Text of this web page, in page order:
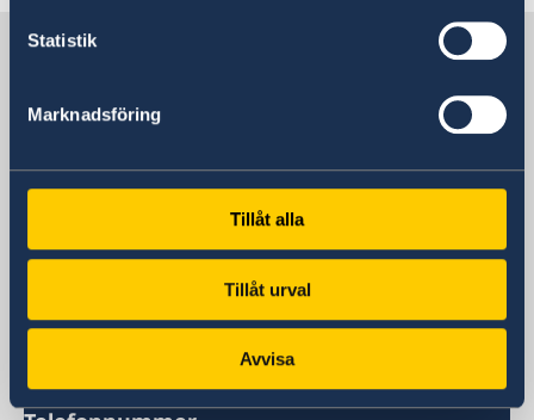
Statistik
Marknadsföring
Tillåt alla
Tillåt urval
Avvisa
Sverige i Serbien
Sveriges ambassad
Besöksadress
Vänligen boka ditt besök per telefon eller
Sveriges ambassad
P.O.B. 5
Serbien